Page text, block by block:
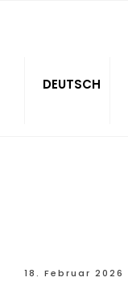
DEUTSCH
18. Februar 2026